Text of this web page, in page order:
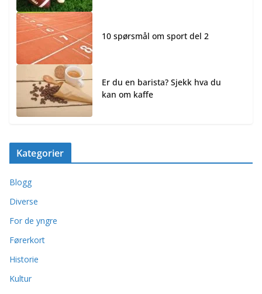
10 spørsmål om sport del 2
Er du en barista? Sjekk hva du
kan om kaffe
Kategorier
Blogg
Diverse
For de yngre
Førerkort
Historie
Kultur